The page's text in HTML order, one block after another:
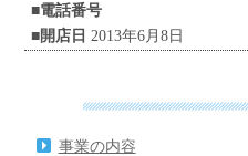
■電話番号
■開店日 2013年6月8日
事業の内容